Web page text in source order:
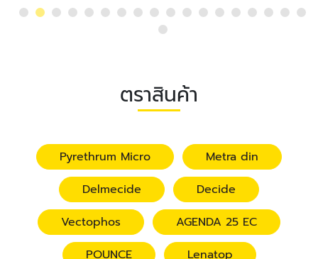
ตราสินค้า
Pyrethrum Micro
Metra din
Delmecide
Decide
Vectophos
AGENDA 25 EC
POUNCE
Lenatop